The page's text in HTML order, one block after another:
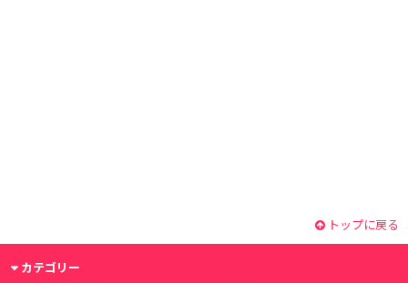
トップに戻る
カテゴリー